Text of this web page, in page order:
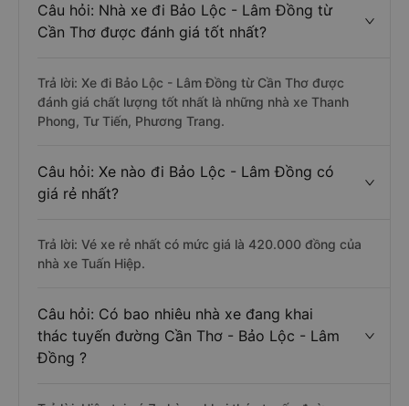
Câu hỏi: Nhà xe đi Bảo Lộc - Lâm Đồng từ
Cần Thơ được đánh giá tốt nhất?
Trả lời: Xe đi Bảo Lộc - Lâm Đồng từ Cần Thơ được
đánh giá chất lượng tốt nhất là những nhà xe Thanh
Phong, Tư Tiến, Phương Trang.
Câu hỏi: Xe nào đi Bảo Lộc - Lâm Đồng có
giá rẻ nhất?
Trả lời: Vé xe rẻ nhất có mức giá là 420.000 đồng của
nhà xe Tuấn Hiệp.
Câu hỏi: Có bao nhiêu nhà xe đang khai
thác tuyến đường Cần Thơ - Bảo Lộc - Lâm
Đồng ?